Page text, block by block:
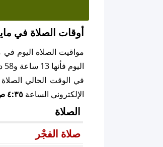
أوقات الصلاة في
مواقيت الصلاة اليوم في
اليوم فأنها 13 ساعة و58 دقيقة.
في الوقت الحالي
الإلكتروني الساعة ٤:٣٥ ص
الصلاة
صلاة الفجْر